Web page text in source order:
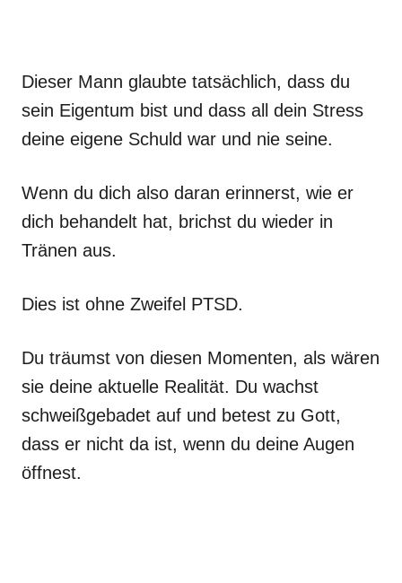
Dieser Mann glaubte tatsächlich, dass du
sein Eigentum bist und dass all dein Stress
deine eigene Schuld war und nie seine.
Wenn du dich also daran erinnerst, wie er
dich behandelt hat, brichst du wieder in
Tränen aus.
Dies ist ohne Zweifel PTSD.
Du träumst von diesen Momenten, als wären
sie deine aktuelle Realität. Du wachst
schweißgebadet auf und betest zu Gott,
dass er nicht da ist, wenn du deine Augen
öffnest.